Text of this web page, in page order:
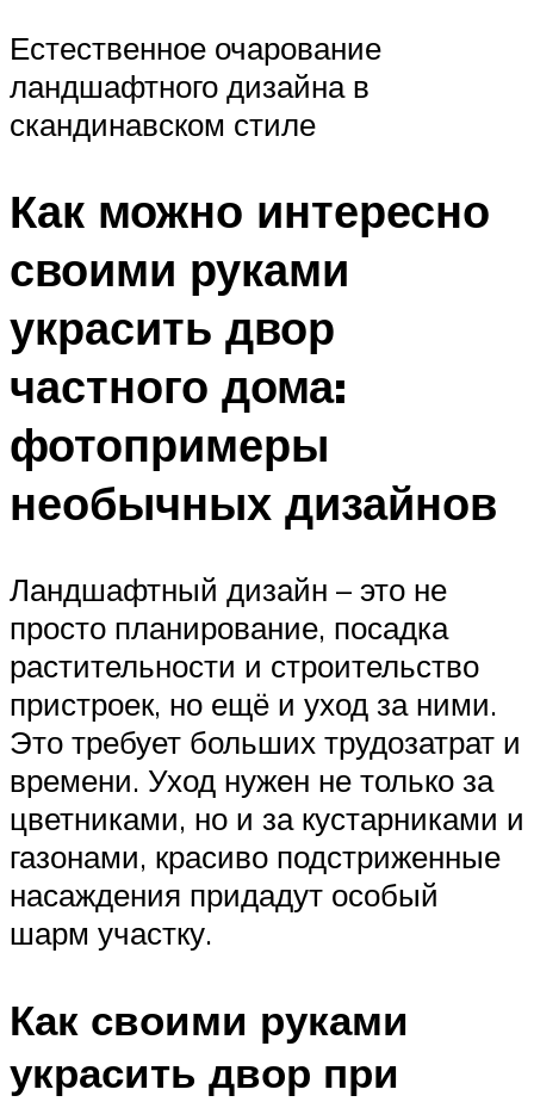
Естественное очарование
ландшафтного дизайна в
скандинавском стиле
Как можно интересно
своими руками
украсить двор
частного дома:
фотопримеры
необычных дизайнов
Ландшафтный дизайн – это не
просто планирование, посадка
растительности и строительство
пристроек, но ещё и уход за ними.
Это требует больших трудозатрат и
времени. Уход нужен не только за
цветниками, но и за кустарниками и
газонами, красиво подстриженные
насаждения придадут особый
шарм участку.
Как своими руками
украсить двор при